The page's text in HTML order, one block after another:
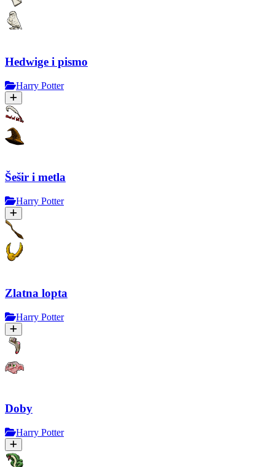
Hedwige i pismo
Harry Potter
Šešir i metla
Harry Potter
Zlatna lopta
Harry Potter
Doby
Harry Potter